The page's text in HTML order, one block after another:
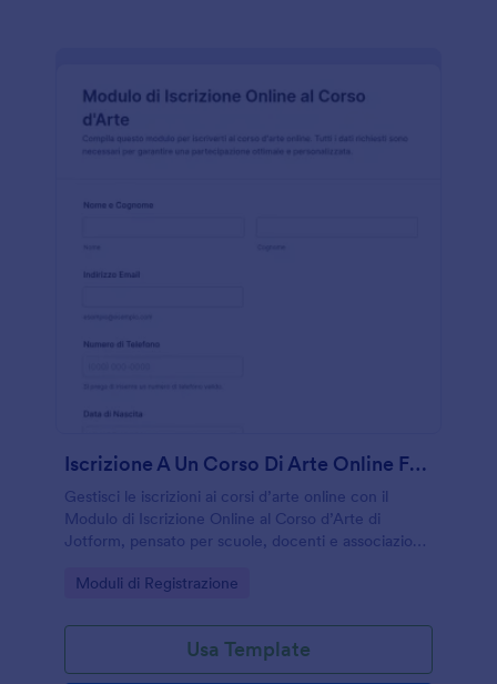
Iscrizione A Un Corso Di Arte Online Form
Gestisci le iscrizioni ai corsi d’arte online con il
Modulo di Iscrizione Online al Corso d’Arte di
Jotform, pensato per scuole, docenti e associazioni
organizzare le classi.
Go to Category:
Moduli di Registrazione
Usa Template